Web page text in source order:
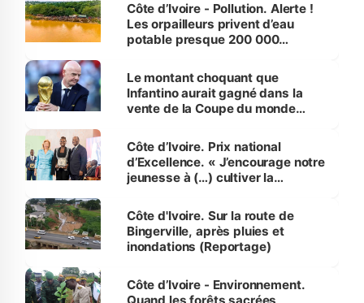
Côte d’Ivoire - Pollution. Alerte !
Les orpailleurs privent d’eau
potable presque 200 000
Le montant choquant que
Infantino aurait gagné dans la
vente de la Coupe du monde
Côte d’Ivoire. Prix national
d’Excellence. « J’encourage notre
jeunesse à (…) cultiver la
(Alassane Ouattara
Côte d'Ivoire. Sur la route de
Bingerville, après pluies et
inondations (Reportage)
Côte d’Ivoire - Environnement.